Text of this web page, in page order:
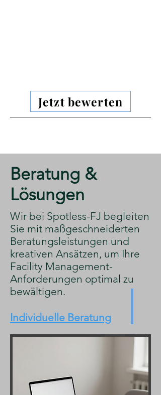
Jetzt bewerten
​Beratung &
Lösungen
​Wir bei Spotless-FJ begleiten
Sie mit maßgeschneiderten
Beratungsleistungen und
kreativen Ansätzen, um Ihre
Facility Management-
Anforderungen optimal zu
bewältigen.
Individuelle Beratung